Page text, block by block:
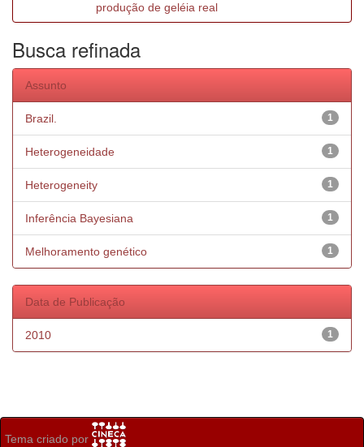
produção de geléia real
Busca refinada
Assunto
1
Brazil.
1
Heterogeneidade
1
Heterogeneity
1
Inferência Bayesiana
1
Melhoramento genético
Data de Publicação
1
2010
Tema criado por